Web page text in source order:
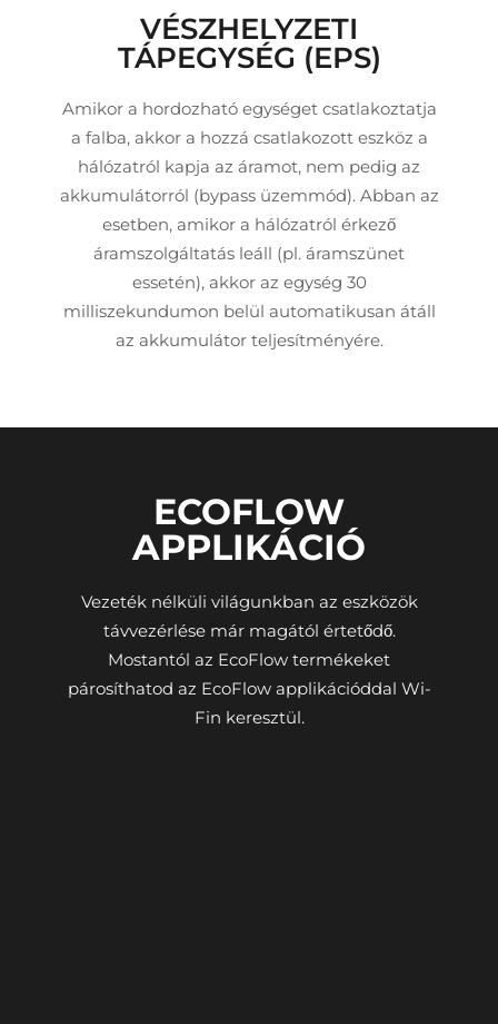
VÉSZHELYZETI
TÁPEGYSÉG (EPS)
Amikor a hordozható egységet csatlakoztatja
a falba, akkor a hozzá csatlakozott eszköz a
hálózatról kapja az áramot, nem pedig az
akkumulátorról (bypass üzemmód). Abban az
esetben, amikor a hálózatról érkező
áramszolgáltatás leáll (pl. áramszünet
essetén), akkor az egység 30
milliszekundumon belül automatikusan átáll
az akkumulátor teljesítményére.
ECOFLOW
APPLIKÁCIÓ
Vezeték nélküli világunkban az eszközök
távvezérlése már magától értetődő.
Mostantól az EcoFlow termékeket
párosíthatod az EcoFlow applikációddal Wi-
Fin keresztül.